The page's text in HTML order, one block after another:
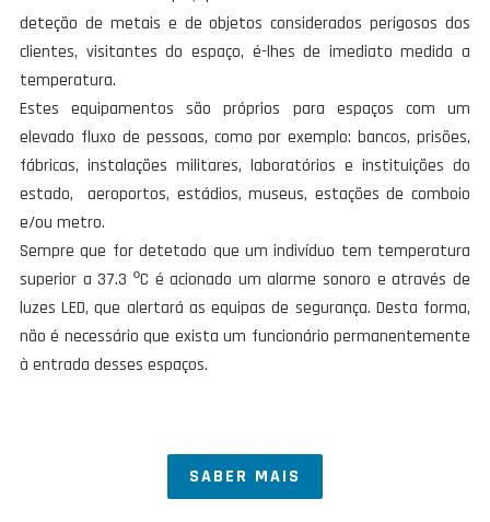
deteção de metais e de objetos considerados perigosos dos
clientes, visitantes do espaço, é-lhes de imediato medida a
temperatura.
Estes equipamentos são próprios para espaços com um
elevado fluxo de pessoas, como por exemplo: bancos, prisões,
fábricas, instalações militares, laboratórios e instituições do
estado, aeroportos, estádios, museus, estações de comboio
e/ou metro.
Sempre que for detetado que um indivíduo tem temperatura
superior a 37.3 ºC é acionado um alarme sonoro e através de
luzes LED, que alertará as equipas de segurança. Desta forma,
não é necessário que exista um funcionário permanentemente
à entrada desses espaços.
SABER MAIS